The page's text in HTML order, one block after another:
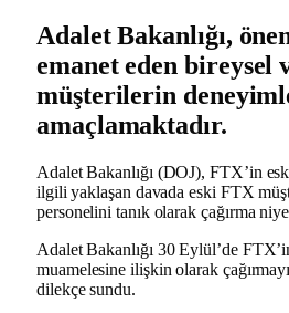
Adalet Bakanlığı,
emanet eden bireysel
müşterilerin
amaçlamaktadır.
Adalet Bakanlığı (DOJ), FTX’in
ilgili yaklaşan davada eski FTX
personelini tanık olarak çağırma
Adalet Bakanlığı 30 Eylül’de
muamelesine ilişkin olarak
dilekçe sundu.